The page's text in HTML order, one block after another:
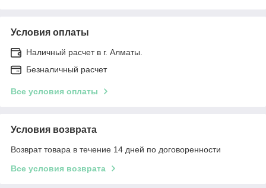
Условия оплаты
Наличный расчет в г. Алматы.
Безналичный расчет
Все условия оплаты
Условия возврата
Возврат товара в течение 14 дней по договоренности
Все условия возврата